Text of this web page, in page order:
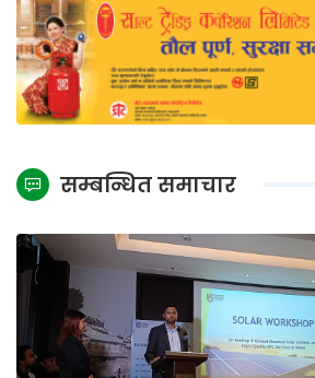
सम्बन्धित समाचार